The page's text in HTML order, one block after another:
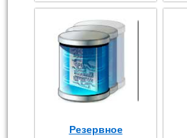
Резервное